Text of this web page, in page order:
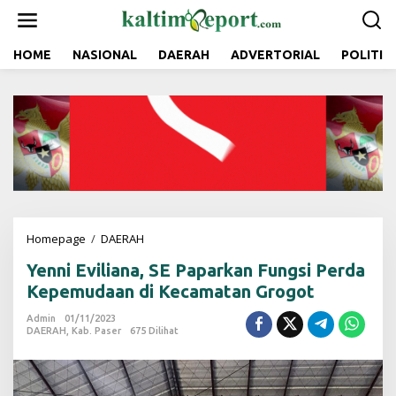
t
HOME NASIONAL DAERAH ADVERTORIAL POLITIK
Homepage / DAERAH
n
n
i
v
l
i
Yenni Eviliana, SE Paparkan Fungsi Perda
Kepemudaan di Kecamatan Grogot
Admin
01/11/2023
DAERAH Kab. Paser 675 Dilihat